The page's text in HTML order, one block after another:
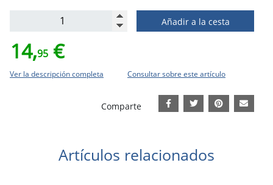
Añadir a la cesta
14,95 €
Ver la descripción completa Consultar sobre este artículo
Comparte
Artículos relacionados